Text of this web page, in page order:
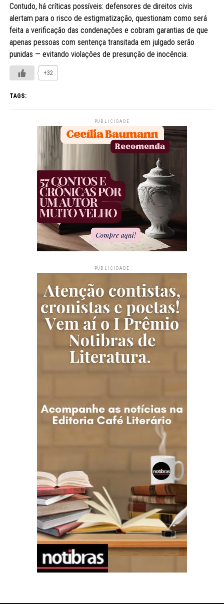
Contudo, há críticas possíveis: defensores de direitos civis
alertam para o risco de estigmatização, questionam como será
feita a verificação das condenações e cobram garantias de que
apenas pessoas com sentença transitada em julgado serão
punidas — evitando violações de presunção de inocência.
+32
TAGS:
PUBLICIDADE
PUBLICIDADE